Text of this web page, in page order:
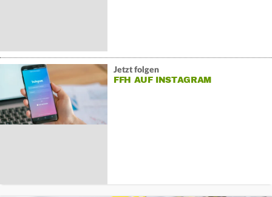
Jetzt folgen
FFH AUF INSTAGRAM